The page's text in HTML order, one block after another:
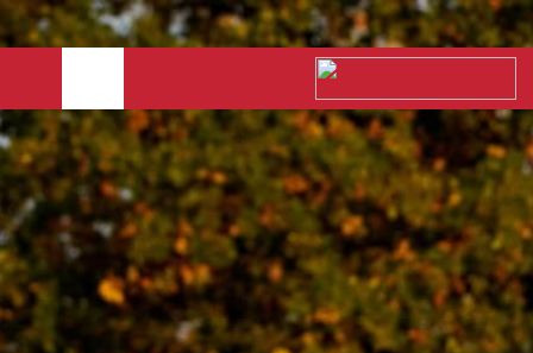
PODPOROVANÍ
SPORTOVCI